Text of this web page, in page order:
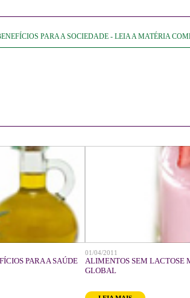
PARA A SOCIEDADE - LEIA A MATÉRIA
PARA A SAÚDE
01/04/2011
ALIMENTOS SEM LACTOSE
GLOBAL